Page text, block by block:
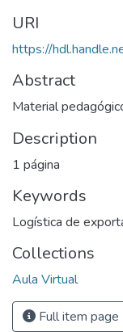
URI
https://
Abstract
Material
Description
1 página
Keywords
Logística de
Collections
Aula Virtual
Full item page